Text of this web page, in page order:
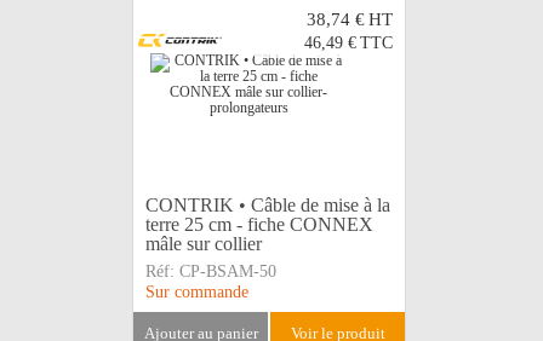
38,74 €HT
46,49 € TTC
CONTRIK • Câble de mise à la
terre 25 cm - fiche CONNEX
mâle sur collier
Réf: CP-BSAM-50
Sur commande
ajouter au panier voir le produit